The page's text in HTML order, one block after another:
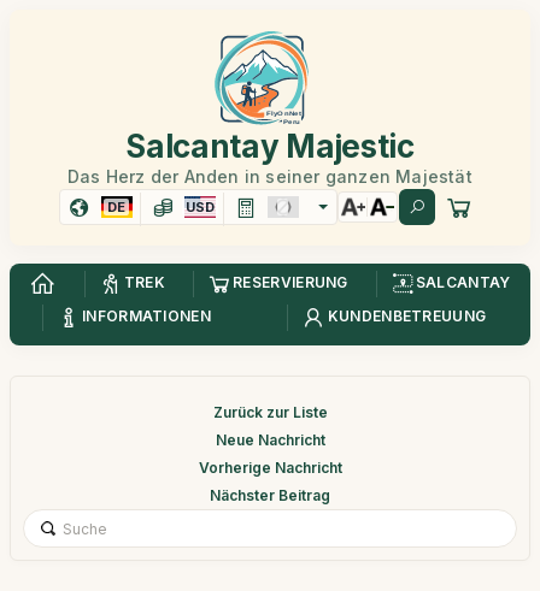
Salcantay Majestic
Das Herz der Anden in seiner ganzen Majestät
DE USD
TREK RESERVIERUNG
SALCANTAY
INFORMATIONEN
KUNDENBETREUUNG
Zurück zur Liste
Neue Nachricht
Vorherige Nachricht
Nächster Beitrag